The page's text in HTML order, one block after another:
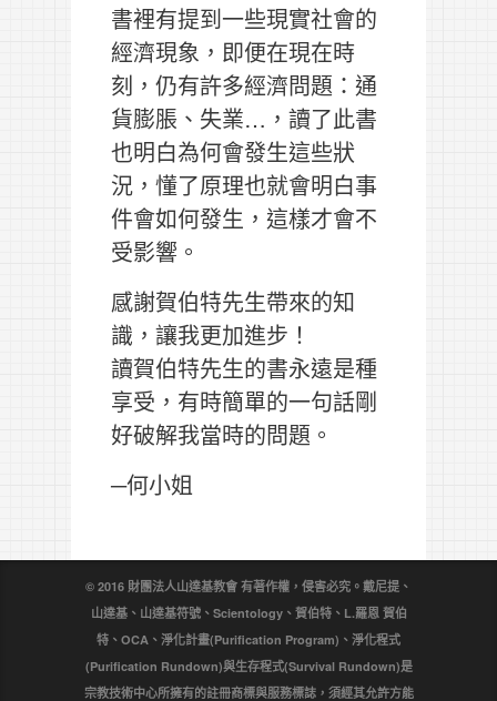
書裡有提到一些現實社會的
經濟現象，即便在現在時
刻，仍有許多經濟問題：通
貨膨脹、失業…，讀了此書
也明白為何會發生這些狀
況，懂了原理也就會明白事
件會如何發生，這樣才會不
受影響。
感謝賀伯特先生帶來的知
識，讓我更加進步！
讀賀伯特先生的書永遠是種
享受，有時簡單的一句話剛
好破解我當時的問題。
─何小姐
© 2016 財團法人山達基教會 有著作權，侵害必究。戴尼提、
山達基、山達基符號、Scientology、賀伯特、L.羅恩 賀伯
特、OCA、淨化計畫(Purification Program)、淨化程式
(Purification Rundown)與生存程式(Survival Rundown)是
宗教技術中心所擁有的註冊商標與服務標誌，須經其允許方能